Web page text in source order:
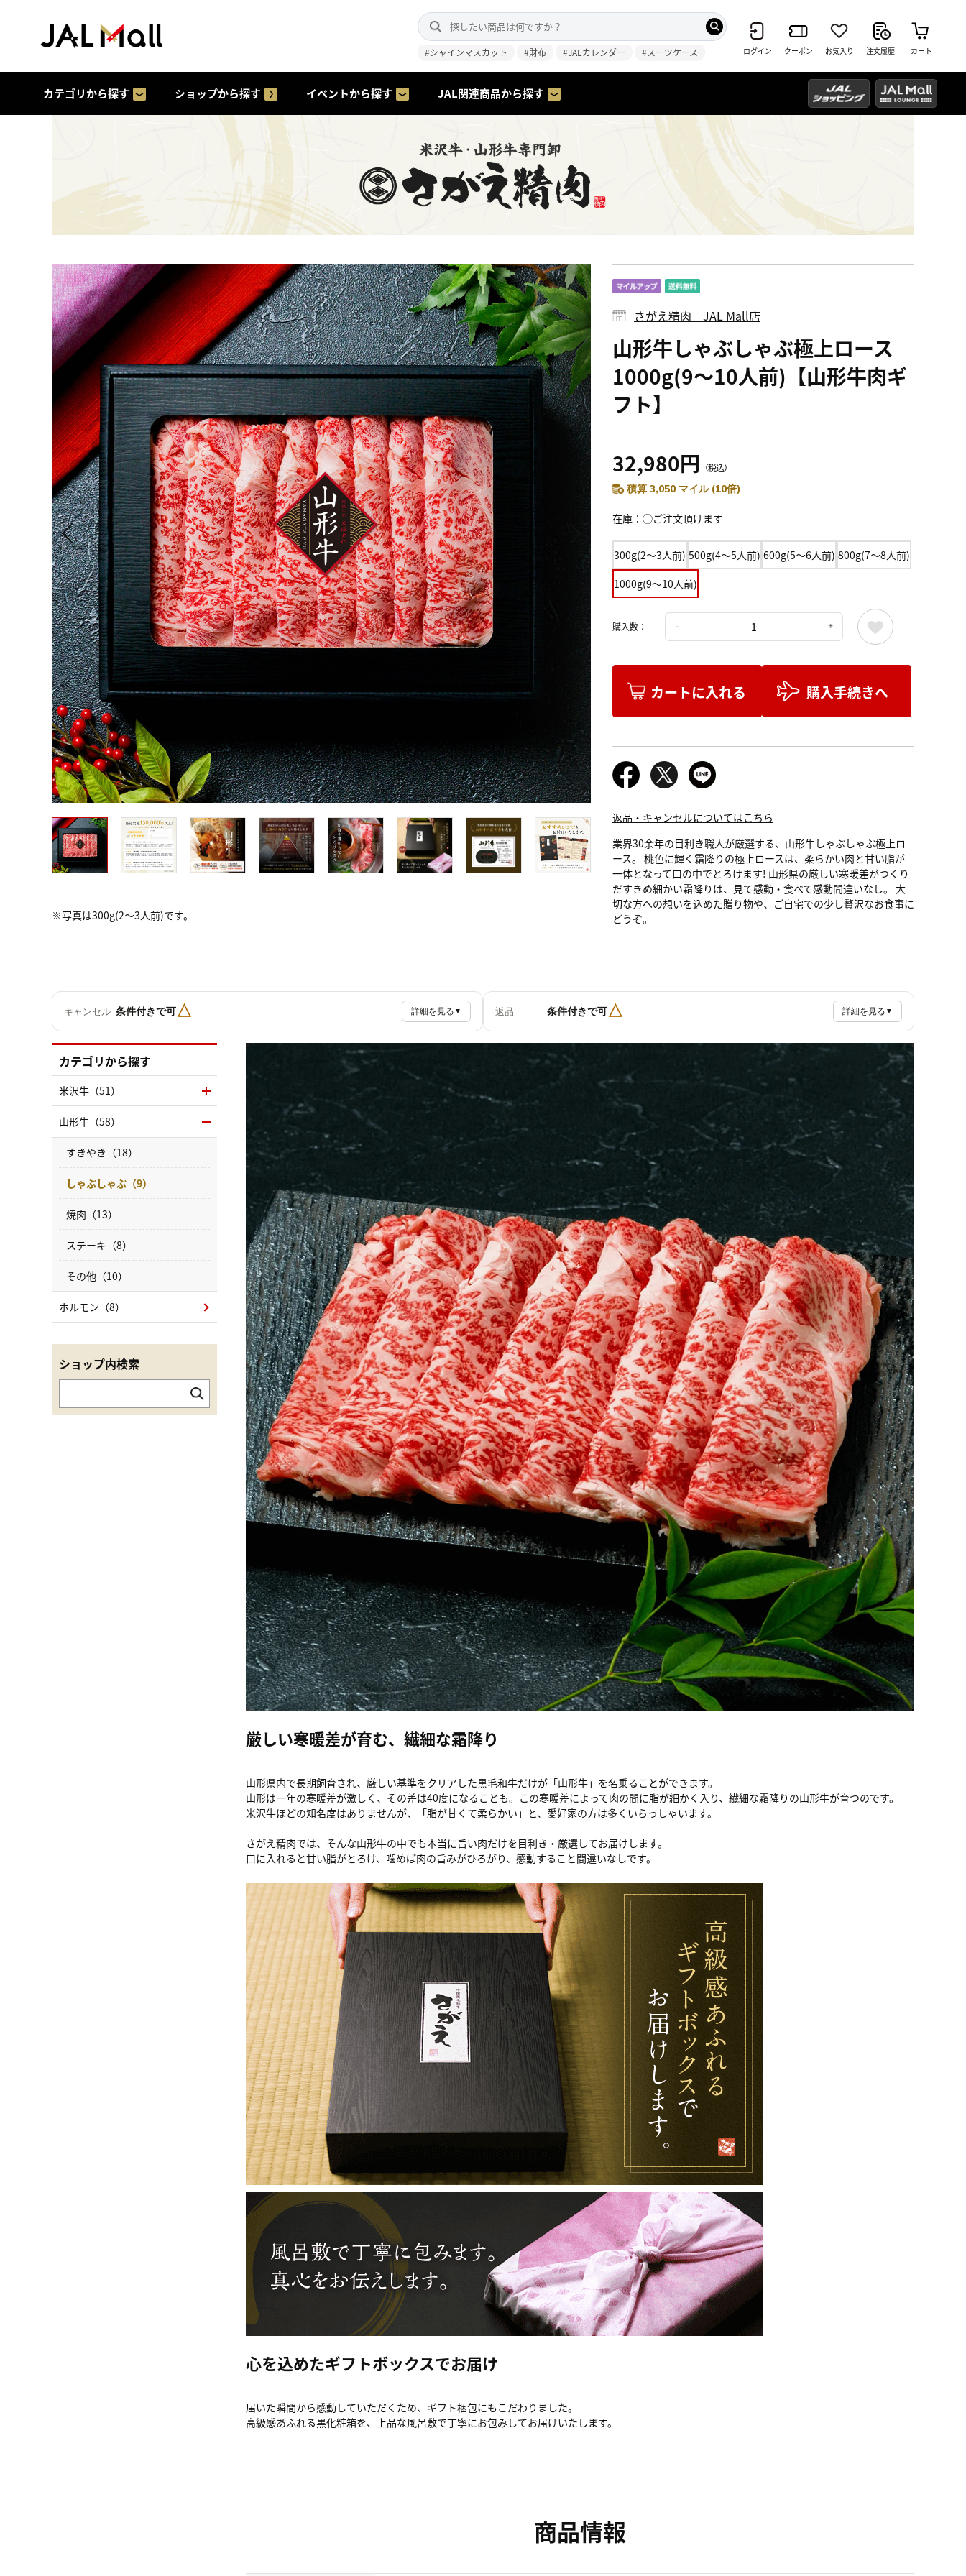
#シャインマスカット #財布 #JALカレンダー #スーツケース ログイン クーポン お気入り 注文履歴 カート
カテゴリから探す ショップから探す イベントから探す JAL関連商品から探す
※写真は300g(2～3人前)です。
さがえ精肉 JAL Mall店
山形牛しゃぶしゃぶ極上ロース
1000g(9～10人前)【山形牛肉ギ
フト】
32,980円 （税込）
積算 3,050 マイル (10倍)
在庫 ◯ご注文頂けます
300g(2～3人前) 500g(4～5人前) 600g(5～6人前) 800g(7～8人前)
1000g(9～10人前)
購入数：
カートに入れる 購入手続きへ
返品・キャンセルについてはこちら
業界30余年の目利き職人が厳選する、山形牛しゃぶしゃぶ極上ロ
ース。 桃色に輝く霜降りの極上ロースは、柔らかい肉と甘い脂が
一体となって口の中でとろけます! 山形県の厳しい寒暖差がつくり
だすきめ細かい霜降りは、見て感動・食べて感動間違いなし。 大
切な方への想いを込めた贈り物や、ご自宅での少し贅沢なお食事に
どうぞ。
キャンセル 条件付きで可△ 詳細を見る ▼ 返品 条件付きで可△ 詳細を見る ▼
厳しい寒暖差が育む、繊細な霜降り
山形県内で長期飼育され、厳しい基準をクリアした黒毛和牛だけが「山形牛」を名乗ることができます。
山形は一年の寒暖差が激しく、その差は40度になることも。この寒暖差によって肉の間に脂が細かく入り、繊細な霜降りの山形牛が育つのです。
米沢牛ほどの知名度はありませんが、「脂が甘くて柔らかい」と、愛好家の方は多くいらっしゃいます。
さがえ精肉では、そんな山形牛の中でも本当に旨い肉だけを目利き・厳選してお届けします。
口に入れると甘い脂がとろけ、噛めば肉の旨みがひろがり、感動すること間違いなしです。
心を込めたギフトボックスでお届け
届いた瞬間から感動していただくため、ギフト梱包にもこだわりました。
高級感あふれる黒化粧箱を、上品な風呂敷で丁寧にお包みしてお届けいたします。
商品情報
カテゴリから探す
米沢牛（51）
山形牛（58）
すきやき（18）
しゃぶしゃぶ（9）
焼肉（13）
ステーキ（8）
その他（10）
ホルモン（8）
ショップ内検索